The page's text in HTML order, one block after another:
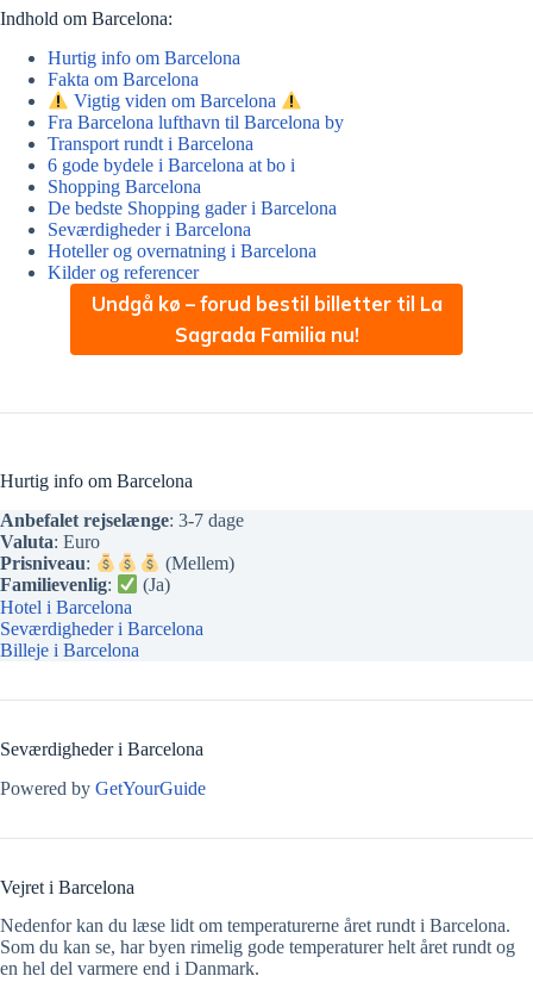
Indhold om Barcelona:
Hurtig info om Barcelona
Fakta om Barcelona
Vigtig viden om Barcelona
Fra Barcelona lufthavn til Barcelona by
Transport rundt i Barcelona
6 gode bydele i Barcelona at bo i
Shopping Barcelona
De bedste Shopping gader i Barcelona
Seværdigheder i Barcelona
Hoteller og overnatning i Barcelona
Kilder og referencer
Undgå kø – forud bestil billetter til La
Sagrada Familia nu!
Hurtig info om Barcelona
Anbefalet rejselænge: 3-7 dage
Valuta: Euro
Prisniveau:
(Mellem)
Familievenlig:
(Ja)
Hotel i Barcelona
Seværdigheder i Barcelona
Billeje i Barcelona
Seværdigheder i Barcelona
Powered by GetYourGuide
Vejret i Barcelona
Nedenfor kan du læse lidt om temperaturerne året rundt i Barcelona.
Som du kan se, har byen rimelig gode temperaturer helt året rundt og
en hel del varmere end i Danmark.